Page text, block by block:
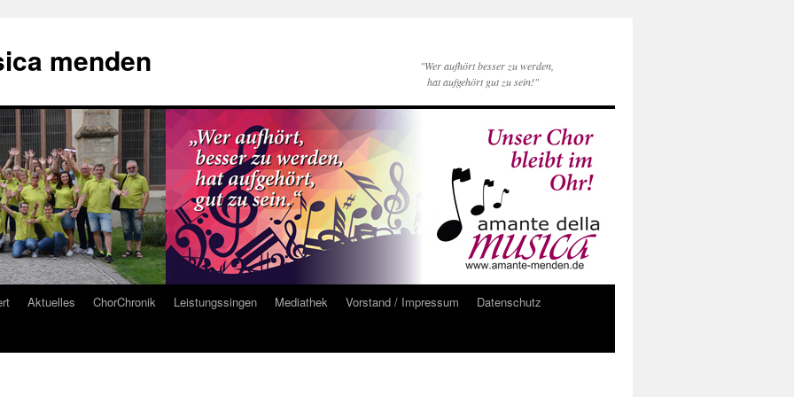
menden
"Wer aufhört besser zu werden,
hat aufgehört gut zu sein!"
Aktuelles ChorChronik Leistungssingen Mediathek Vorstand / Impressum
Datenschutz